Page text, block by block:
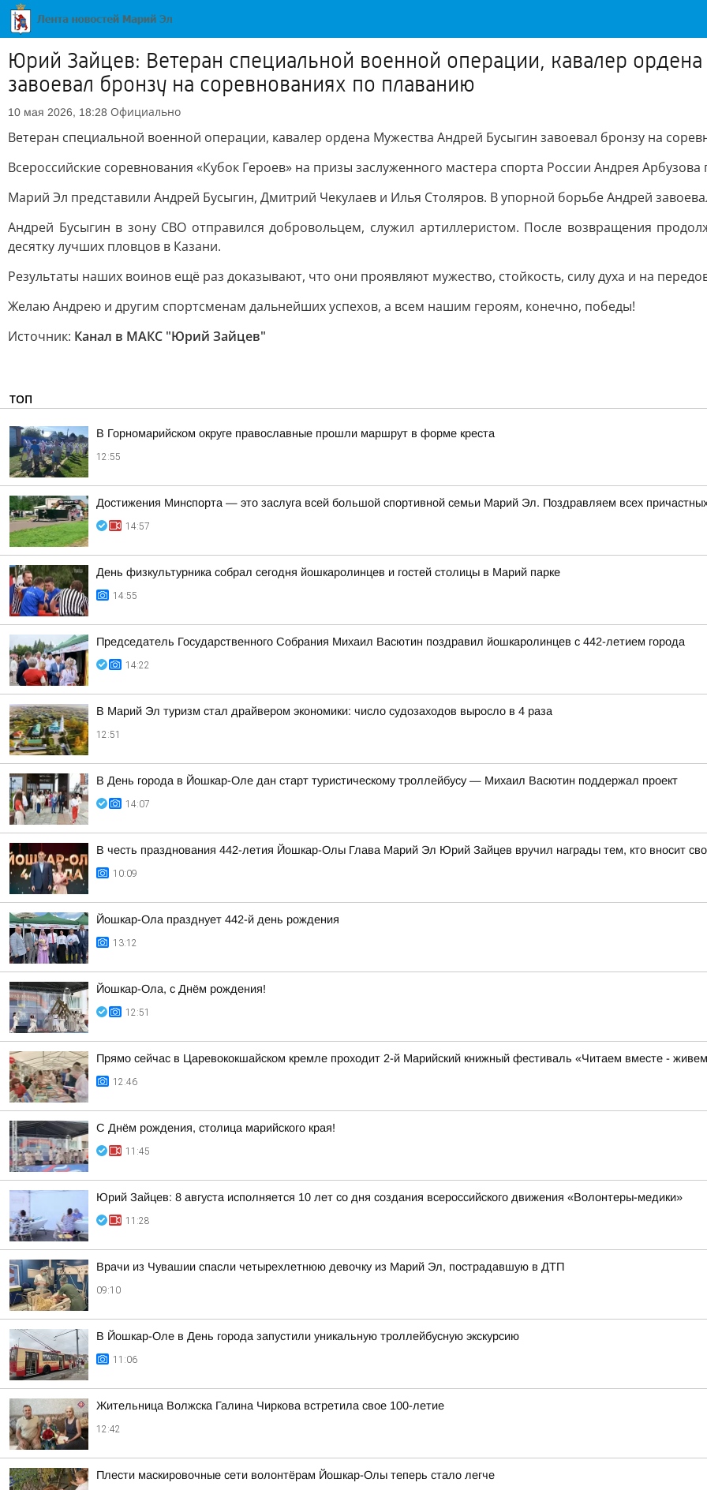
Юрий Зайцев: Ветеран специальной военной операции, кавалер
завоевал бронзу на соревнованиях по плаванию
10 мая 2026, 18:28 Официально
Ветеран специальной военной операции, кавалер ордена Мужества Андрей Бусыгин завоевал бронзу на
Всероссийские соревнования «Кубок Героев» на призы заслуженного мастера спорта России Андрея
Марий Эл представили Андрей Бусыгин, Дмитрий Чекулаев и Илья Столяров. В упорной борьбе Андрей
Андрей Бусыгин в зону СВО отправился добровольцем, служил артиллеристом. После возвращения
десятку лучших пловцов в Казани.
Результаты наших воинов ещё раз доказывают, что они проявляют мужество, стойкость, силу духа и на
Желаю Андрею и другим спортсменам дальнейших успехов, а всем нашим героям, конечно, победы!
Источник: Канал в МАКС "Юрий Зайцев"
ТОП
В Горномарийском округе православные прошли маршрут в форме креста
12:55
Достижения Минспорта — это заслуга всей большой спортивной семьи Марий Эл. Поздравляем всех
14:57
День физкультурника собрал сегодня йошкаролинцев и гостей столицы в Марий парке
14:55
Председатель Государственного Собрания Михаил Васютин поздравил йошкаролинцев с 442-летием города
14:22
В Марий Эл туризм стал драйвером экономики: число судозаходов выросло в 4 раза
12:51
В День города в Йошкар-Оле дан старт туристическому троллейбусу — Михаил Васютин поддержал проект
14:07
В честь празднования 442-летия Йошкар-Олы Глава Марий Эл Юрий Зайцев вручил награды тем, кто вносит
10:09
Йошкар-Ола празднует 442-й день рождения
13:12
Йошкар-Ола, с Днём рождения!
12:51
Прямо сейчас в Царевококшайском кремле проходит 2-й Марийский книжный фестиваль «Читаем вместе -
12:46
С Днём рождения, столица марийского края!
11:45
Юрий Зайцев: 8 августа исполняется 10 лет со дня создания всероссийского движения «Волонтеры-медики»
11:28
Врачи из Чувашии спасли четырехлетнюю девочку из Марий Эл, пострадавшую в ДТП
09:10
В Йошкар-Оле в День города запустили уникальную троллейбусную экскурсию
11:06
Жительница Волжска Галина Чиркова встретила свое 100-летие
12:42
Плести маскировочные сети волонтёрам Йошкар-Олы теперь стало легче